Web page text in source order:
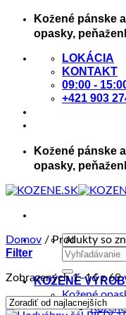
Skip
Kožené pánske
opasky,
LOKÁCIA
KONTAKT
09:00 -
+421 903
Kožené pánske
opasky,
Hľadať:
KOŽENÉ
Kožené
Domov /Produkty so
Filter
Zobrazených 1–16 z 69